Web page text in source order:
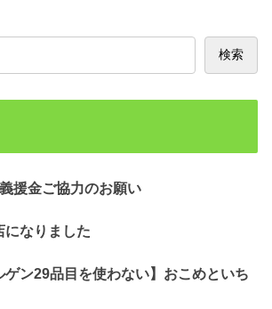
検索
援金ご協力のお願い
になりました
ゲン29品目を使わない】おこめといち